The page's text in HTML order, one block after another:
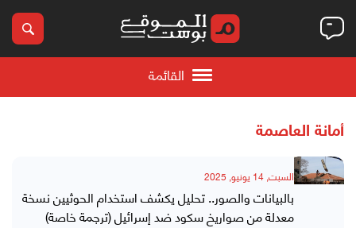
القائمة
أمانة العاصمة
السبت, 14 يونيو, 2025
بالبيانات والصور.. تحليل يكشف استخدام الحوثيين نسخة
معدلة من صواريخ سكود ضد إسرائيل (ترجمة خاصة)